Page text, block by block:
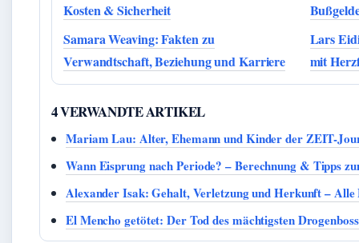
Kosten & Sicherheit
Samara Weaving: Fakten zu
Verwandtschaft, Beziehung und Karriere
Lars
mit
4 VERWANDTE ARTIKEL
Mariam Lau: Alter, Ehemann und Kinder der ZEIT-
Wann Eisprung nach Periode? – Berechnung & Tipps
Alexander Isak: Gehalt, Verletzung und Herkunft – Alle
El Mencho getötet: Der Tod des mächtigsten